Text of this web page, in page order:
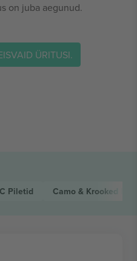
on juba aegunud.
ÜRITUSI.
Piletid Camo & Krooked